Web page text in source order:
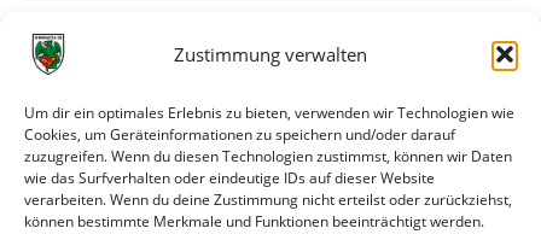
Zustimmung verwalten
Um dir ein optimales Erlebnis zu bieten, verwenden wir Technologien wie
Cookies, um Geräteinformationen zu speichern und/oder darauf
zuzugreifen. Wenn du diesen Technologien zustimmst, können wir Daten
wie das Surfverhalten oder eindeutige IDs auf dieser Website
verarbeiten. Wenn du deine Zustimmung nicht erteilst oder zurückziehst,
können bestimmte Merkmale und Funktionen beeinträchtigt werden.
30. Juli 2026
28. Juli 2026
Neuer Rückensponsor
28. Juli 2026
Neue Podcast-Folge: So tickt Björn!